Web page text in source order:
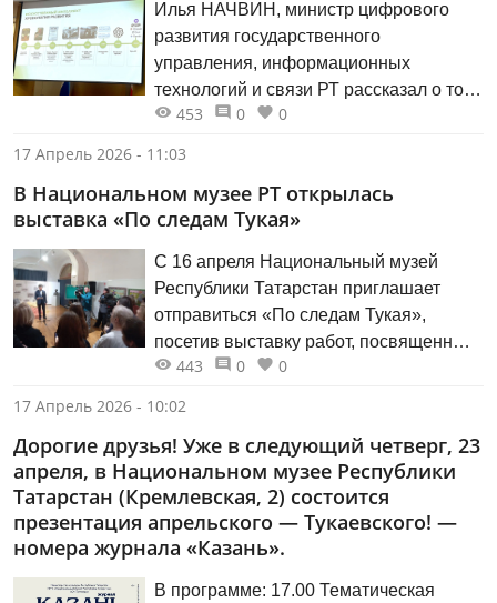
Илья НАЧВИН, министр цифрового
развития государственного
управления, информационных
технологий и связи РТ рассказал о том,
что в ближайшие пять лет планируется
453 0
0
17 Апрель 2026 - 11:03
В Национальном музее РТ открылась
выставка «По следам Тукая»
С 16 апреля Национальный музей
Республики Татарстан приглашает
отправиться «По следам Тукая»,
посетив выставку работ, посвященных
жизни и творчеству поэта. Вчера на
выставки, приуроченной к 140-летию
со дня рождения Габдуллы Тукая.
443 0
0
17 Апрель 2026 - 10:02
Дорогие друзья! Уже в следующий четверг, 23
апреля, в Национальном музее Республики
Татарстан (Кремлевская, 2) состоится
презентация апрельского — Тукаевского! —
номера журнала «Казань».
В программе: 17.00 Тематическая